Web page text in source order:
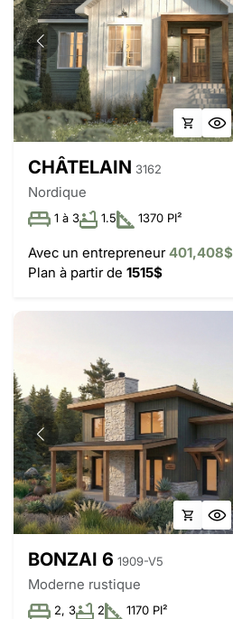
CHÂTELAIN 3162
Nordique
1 à 3 1.5 1370 PI²
Avec un entrepreneur401,408$
Plan à partir de 1515$
BONZAI 6 1909-V5
Moderne rustique
2, 3 2 1170 PI²